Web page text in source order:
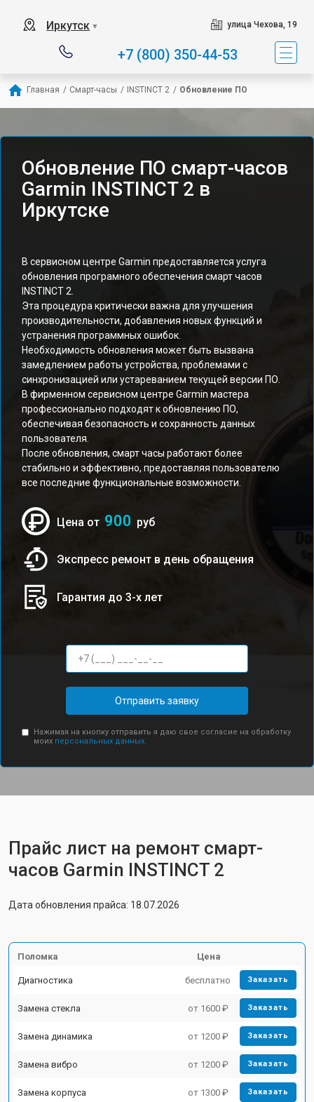
Иркутск ▼ улица Чехова, 19
+7 (800) 350-44-53
Главная / Смарт-часы / INSTINCT 2 / Обновление ПО
Обновление ПО смарт-часов
Garmin INSTINCT 2 в
Иркутске
В сервисном центре Garmin предоставляется услуга
обновления програмного обеспечения смарт часов
INSTINCT 2.
Эта процедура критически важна для улучшения
производительности, добавления новых функций и
устранения программных ошибок.
Необходимость обновления может быть вызвана
замедлением работы устройства, проблемами с
синхронизацией или устареванием текущей версии ПО.
В фирменном сервисном центре Garmin мастера
профессионально подходят к обновлению ПО,
обеспечивая безопасность и сохранность данных
пользователя.
После обновления, смарт часы работают более
стабильно и эффективно, предоставляя пользователю
все последние функциональные возможности.
Цена от 900 руб
Экспресс ремонт в день обращения
Гарантия до 3-х лет
Отправить заявку
Нажимая на кнопку отправить я даю свое согласие на обработку
моих персональных данных.
Прайс лист на ремонт смарт-
часов Garmin INSTINCT 2
Дата обновления прайса: 18.07.2026
Поломка Цена
Диагностика бесплатно Заказать
Замена стекла от 1600 ₽ Заказать
Замена динамика от 1200 ₽ Заказать
Замена вибро от 1200 ₽ Заказать
Замена корпуса от 1300 ₽ Заказать